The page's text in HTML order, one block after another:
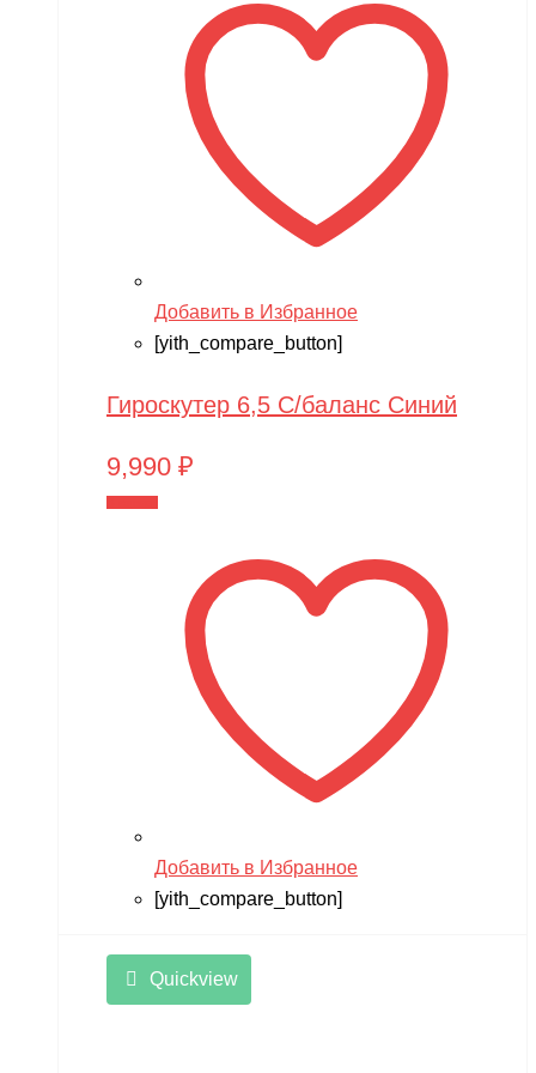
Добавить в Избранное
[yith_compare_button]
Гироскутер 6,5 С/баланс Синий
9,990 ₽
Добавить в Избранное
[yith_compare_button]
Quickview